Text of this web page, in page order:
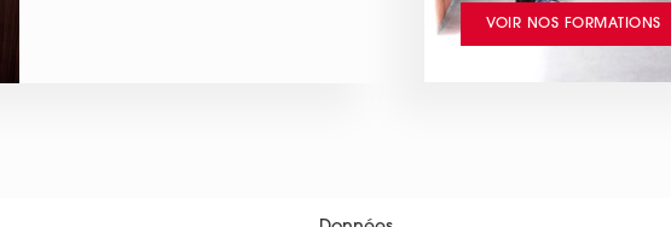
VOIR NOS FORMATIONS